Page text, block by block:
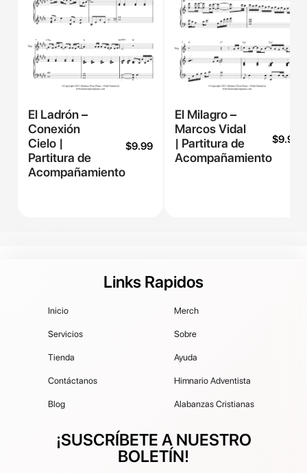
El Ladrón –
Conexión
Cielo |
Partitura de
Acompañamiento
$9.99
El Milagro –
Marcos Vidal
| Partitura de
Acompañamiento
$9.99
Links Rapidos
Inicio
Servicios
Tienda
Contáctanos
Blog
Merch
Sobre
Ayuda
Himnario Adventista
Alabanzas Cristianas
¡SUSCRÍBETE A NUESTRO
BOLETÍN!